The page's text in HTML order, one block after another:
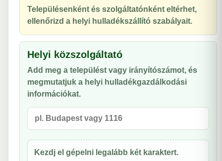
Településenként és szolgáltatónként eltérhet,
ellenőrizd a helyi hulladékszállító szabályait.
Helyi közszolgáltató
Add meg a települést vagy irányítószámot, és
megmutatjuk a helyi hulladékgazdálkodási
információkat.
Kezdj el gépelni legalább két karaktert.